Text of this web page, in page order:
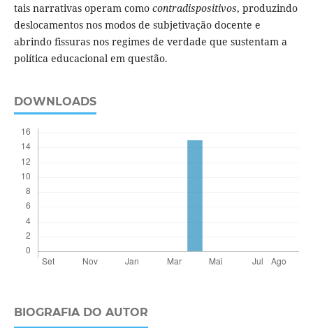
tais narrativas operam como contradispositivos, produzindo
deslocamentos nos modos de subjetivação docente e
abrindo fissuras nos regimes de verdade que sustentam a
política educacional em questão.
DOWNLOADS
BIOGRAFIA DO AUTOR